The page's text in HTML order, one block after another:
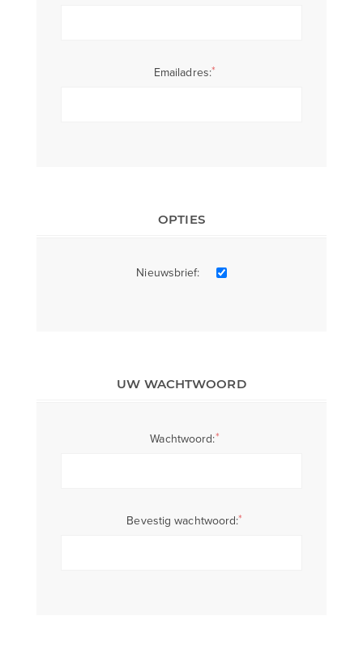
Emailadres:*
OPTIES
Nieuwsbrief:
UW WACHTWOORD
Wachtwoord:*
Bevestig wachtwoord:*